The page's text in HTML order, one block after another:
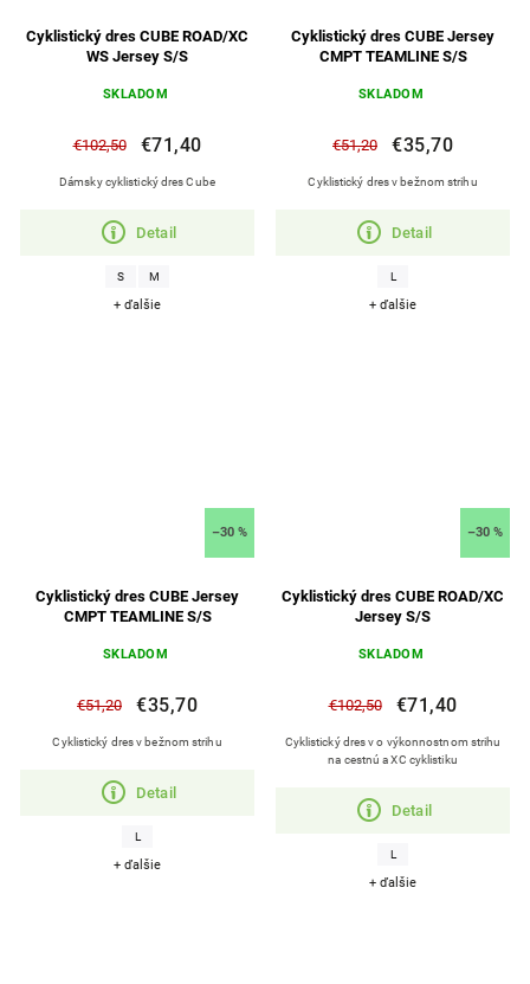
Cyklistický dres CUBE ROAD/XC
WS Jersey S/S
SKLADOM
€102,50 €71,40
Detail
Dámsky cyklistický dres Cube
S M
+ ďalšie
Cyklistický dres CUBE Jersey
CMPT TEAMLINE S/S
SKLADOM
€51,20 €35,70
Detail
Cyklistický dres v bežnom strihu
L
+ ďalšie
–30 %
Cyklistický dres CUBE Jersey
CMPT TEAMLINE S/S
SKLADOM
€51,20 €35,70
Detail
Cyklistický dres v bežnom strihu
L
+ ďalšie
–30 %
Cyklistický dres CUBE ROAD/XC
Jersey S/S
SKLADOM
€102,50 €71,40
Detail
Cyklistický dres v o výkonnostnom strihu
na cestnú a XC cyklistiku
L
+ ďalšie